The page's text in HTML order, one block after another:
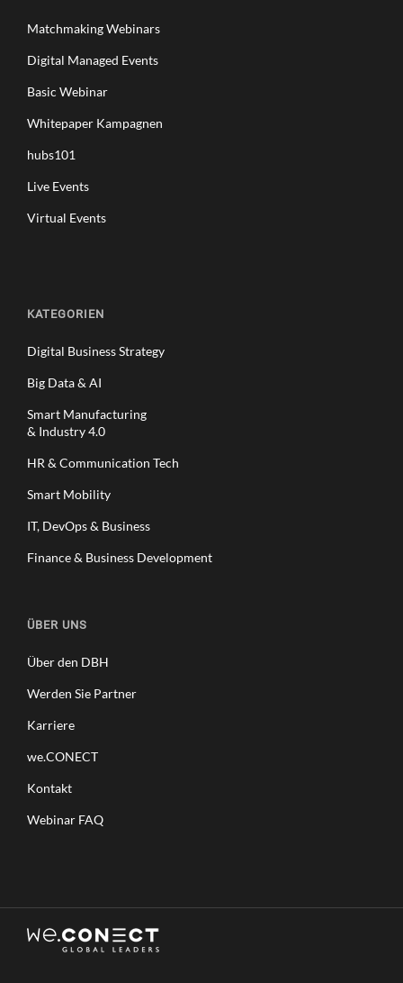
Matchmaking Webinars
Digital Managed Events
Basic Webinar
Whitepaper Kampagnen
hubs101
Live Events
Virtual Events
KATEGORIEN
Digital Business Strategy
Big Data & AI
Smart Manufacturing
& Industry 4.0
HR & Communication Tech
Smart Mobility
IT, DevOps & Business
Finance & Business Development
ÜBER UNS
Über den DBH
Werden Sie Partner
Karriere
we.CONECT
Kontakt
Webinar FAQ